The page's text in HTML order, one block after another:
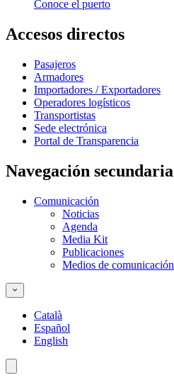
Conoce el puerto
Accesos directos
Pasajeros
Armadores
Importadores / Exportadores
Operadores logísticos
Transportistas
Sede electrónica
Portal de Transparencia
Navegación secundaria
Comunicación
Noticias
Agenda
Media Kit
Publicaciones
Medios de comunicación
Català
Español
English